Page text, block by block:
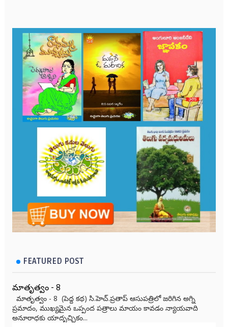
FEATURED POST
మాతృత్వం - 8
మాతృత్వం - 8 (పెద్ద కథ) సి.హెచ్.ప్రతాప్ ఆసుపత్రిలో జరిగిన అగ్ని
ప్రమాదం, ముఖ్యమైన ఒప్పంద పత్రాలు మాయం కావడం న్యాయవాది
అనూరాధకు యాదృచ్ఛికం...